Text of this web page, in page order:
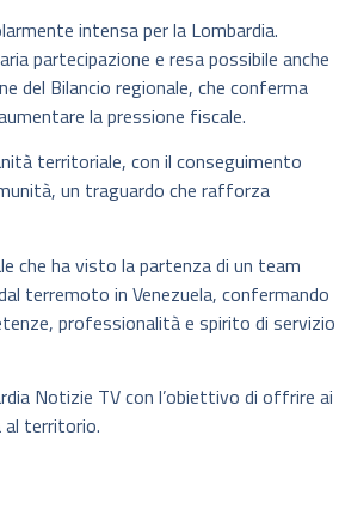
intensa per la Lombardia.
partecipazione e resa possibile anche
del Bilancio regionale, che conferma
la pressione fiscale.
territoriale, con il conseguimento
un traguardo che rafforza
che ha visto la partenza di un team
terremoto in Venezuela, confermando
professionalità e spirito di servizio
Notizie TV con l’obiettivo di offrire ai
al territorio.